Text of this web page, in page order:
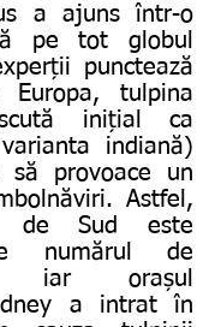
a ajuns într-o
pe tot globul
punctează
tulpina
inițial ca
indiană)
provoace un
Astfel,
de Sud este
numărul de
iar orașul
a intrat în